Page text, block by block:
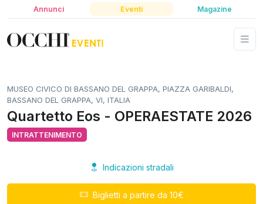
Annunci Eventi Magazine
MUSEO CIVICO DI BASSANO DEL GRAPPA, PIAZZA GARIBALDI,
BASSANO DEL GRAPPA, VI, ITALIA
Quartetto Eos - OPERAESTATE 2026
INTRATTENIMENTO
Indicazioni stradali
Biglietti a partire da 10€